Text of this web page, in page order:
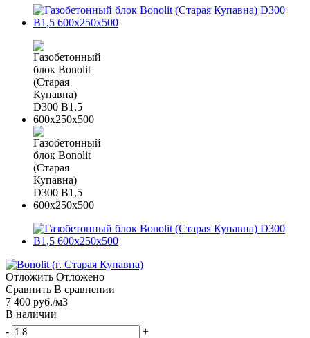
Отложить Отложено
Сравнить В сравнении
7 400 руб./м3
В наличии
-
+